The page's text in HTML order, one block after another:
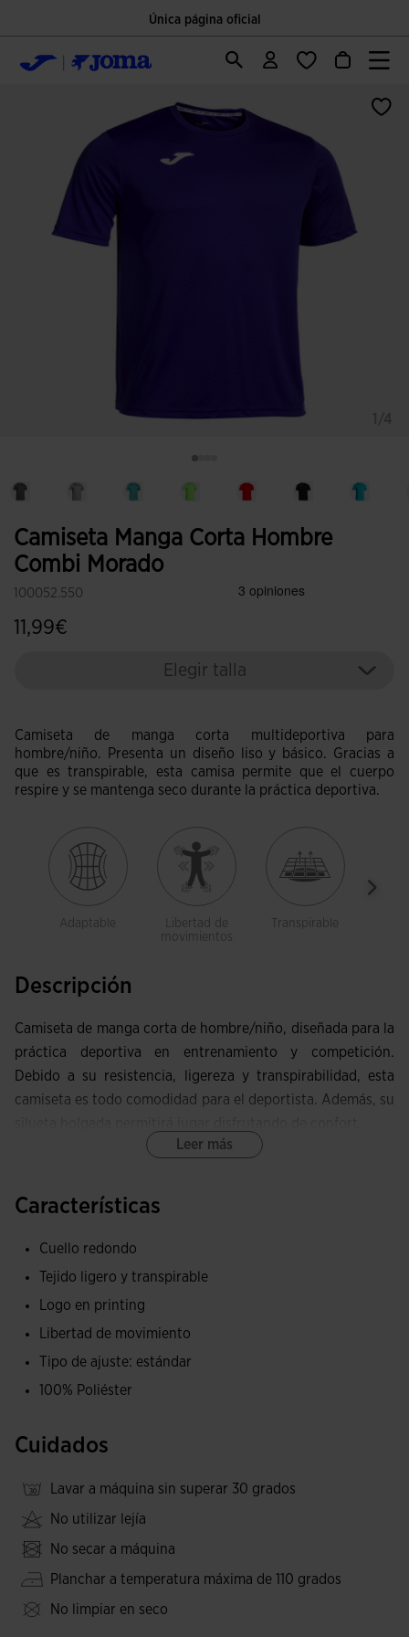
Única página oficial
Camiseta Manga Corta Hombre
Combi Morado
100052.550
11,99€
Elegir talla
Camiseta de manga corta multideportiva para
hombre/niño. Presenta un diseño liso y básico. Gracias a
que es transpirable, esta camisa permite que el cuerpo
respire y se mantenga seco durante la práctica deportiva.
Adaptable
Libertad de
movimientos
Transpirable
Descripción
Camiseta de manga corta de hombre/niño, diseñada para la
práctica deportiva en entrenamiento y competición.
Debido a su resistencia, ligereza y transpirabilidad, esta
camiseta es todo comodidad para el deportista. Además, su
deportiva permitirá que el deportista pueda moverse con
Logotipo Joma serigrafiado.
Leer más
Características
Cuello redondo
Tejido ligero y transpirable
Logo en printing
Libertad de movimiento
Tipo de ajuste: estándar
100% Poliéster
Cuidados
Lavar a máquina sin superar 30 grados
No utilizar lejía
No secar a máquina
Planchar a temperatura máxima de 110 grados
No limpiar en seco